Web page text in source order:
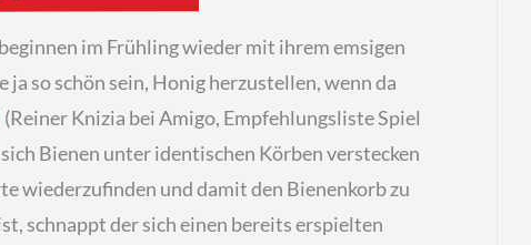
im Frühling wieder mit ihrem emsigen
ja so schön sein, Honig herzustellen, wenn da
(Reiner Knizia bei Amigo, Empfehlungsliste Spiel
Bienen unter identischen Körben verstecken
wiederzufinden und damit den Bienenkorb zu
schnappt der sich einen bereits erspielten